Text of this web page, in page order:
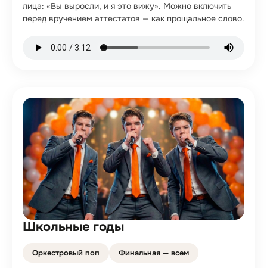
лица: «Вы выросли, и я это вижу». Можно включить
перед вручением аттестатов — как прощальное слово.
Школьные годы
Оркестровый поп Финальная — всем